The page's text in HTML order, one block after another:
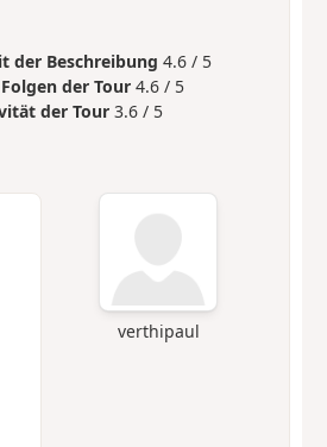
der Beschreibung 4.6 / 5
der Tour 4.6 / 5
der Tour 3.6 / 5
verthipaul